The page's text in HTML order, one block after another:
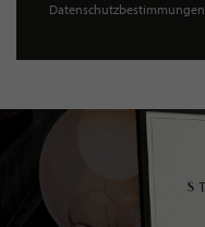
Datenschutzbestimmungen